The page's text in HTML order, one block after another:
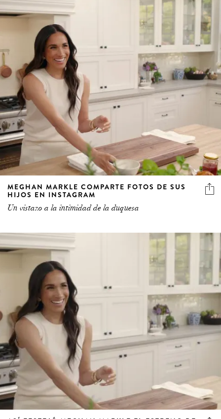
MEGHAN MARKLE COMPARTE FOTOS DE SUS
HIJOS EN INSTAGRAM
Un vistazo a la intimidad de la duquesa